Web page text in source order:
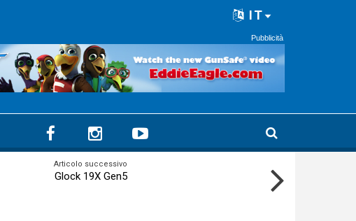
IT
Pubblicità
Articolo successivo
Glock 19X Gen5